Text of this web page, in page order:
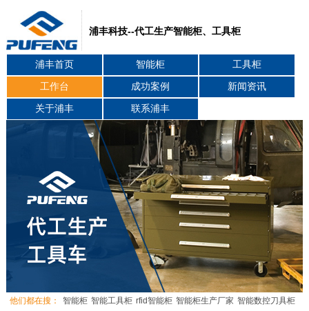
浦丰科技--代工生产智能柜、工具柜
浦丰首页 智能柜 工具柜
工作台 成功案例 新闻资讯
关于浦丰 联系浦丰
他们都在搜： 智能柜 智能工具柜 rfid智能柜 智能柜生产厂家 智能数控刀具柜